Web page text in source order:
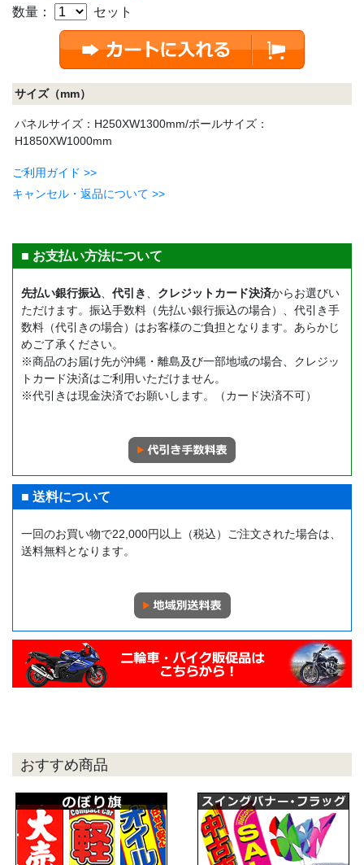
数量： セット
サイズ（mm）
パネルサイズ：H250XW1300mm/ポールサイズ：
H1850XW1000mm
ご利用ガイド >>
キャンセル・返品について >>
■ お支払い方法について
先払い銀行振込 代引き クレジットカード決済からお選びい
ただけます。振込手数料（先払い銀行振込の場合）、代引き手
数料（代引きの場合）はお客様のご負担となります。あらかじ
めご了承ください。
※商品のお届け先が沖縄・離島及び一部地域の場合、クレジッ
トカード決済はご利用いただけません。
※代引きは現金決済でお願いします。（カード決済不可）
■ 送料について
一回のお買い物で22,000円以上（税込）ご注文された場合は、
送料無料となります。
おすすめ商品